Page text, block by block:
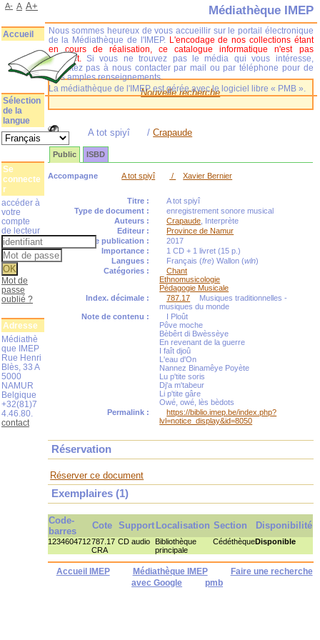
Nouvelle recherche
A tot spiyî /Crapaude
Public ISBD
Accompagne A tot spiyî / Xavier Bernier
Titre :
A tot spiyî
Type de document :
enregistrement sonore musical
Auteurs :
Crapaude , Interprète
Editeur :
Province de Namur
Année de publication :
2017
Importance :
1 CD + 1 livret (15 p.)
Langues :
Français (fre) Wallon (wln)
Catégories :
Chant
Ethnomusicologie
Pédagogie Musicale
Index. décimale :
787.17
Musiques traditionnelles -
musiques du monde
Note de contenu :
I Ploût
Pôve moche
Bèbêrt di Bwèssèye
En revenant de la guerre
I faît djoû
L'eau d'On
Nannez Binamêye Poyète
Lu p'tite soris
Dj'a m'tabeur
Li p'tite gâre
Owé, owé, lès bèdots
Permalink :
https://biblio.imep.be/index.php?
lvl=notice_display&id=8050
Réservation
Réserver ce document
Exemplaires (1)
Code-
barres
Cote Support Localisation Section Disponibilité
1234604712787.17
CRA
CD audio
Bibliothèque
principale
CédéthèqueDisponible
Accueil IMEP Médiathèque IMEP
Faire une recherche
avec Google
pmb
Médiathèque IMEP
Nous sommes heureux de vous accueillir sur le portail électronique
de la Médiathèque de l'IMEP. L'encodage de nos collections étant
en cours de réalisation, ce catalogue informatique n'est pas
complet.
Si vous ne trouvez pas le média qui vous intéresse,
n'hésitez pas à nous contacter par mail ou par téléphone pour de
plus amples renseignements.
La médiathèque de l'IMEP est gérée avec le logiciel libre « PMB ».
A- A A+
Accueil
Sélection
de la
langue
Se
connecte
r
accéder à
votre
compte
de lecteur
Mot de
passe
oublié ?
Adresse
Médiathè
que IMEP
Rue Henri
Blès, 33 A
5000
NAMUR
Belgique
+32(81)7
4.46.80.
contact